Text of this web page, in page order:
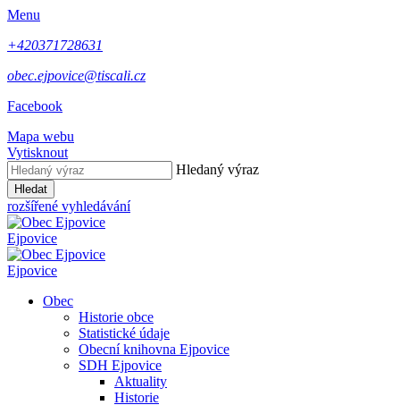
Menu
+420371728631
obec.ejpovice@tiscali.cz
Facebook
Mapa webu
Vytisknout
Hledaný výraz
Hledat
rozšířené vyhledávání
Ejpovice
Ejpovice
Obec
Historie obce
Statistické údaje
Obecní knihovna Ejpovice
SDH Ejpovice
Aktuality
Historie